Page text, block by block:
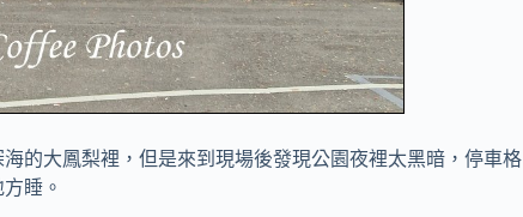
的大鳳梨裡，但是來到現場後發現公園夜裡太黑暗，停車格
睡。